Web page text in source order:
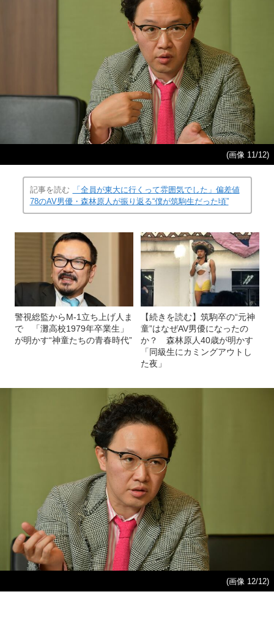
(画像 11/12)
記事を読む
「全員が東大に行くって雰囲気でした」偏差値
78のAV男優・森林原人が振り返る“僕が筑駒生だった頃”
警視総監からM-1立ち上げ人ま
で 「灘高校1979年卒業生」
が明かす“神童たちの青春時代”
【続きを読む】筑駒卒の“元神
童”はなぜAV男優になったの
か？ 森林原人40歳が明かす
「同級生にカミングアウトし
た夜」
(画像 12/12)